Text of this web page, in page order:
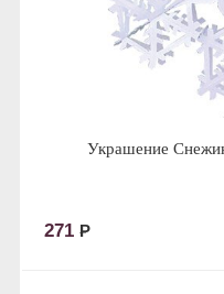
Украшение
271 Р